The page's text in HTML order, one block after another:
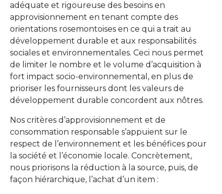
adéquate et rigoureuse des besoins en
approvisionnement en tenant compte des
orientations rosemontoises en ce qui a trait au
développement durable et aux responsabilités
sociales et environnementales. Ceci nous permet
de limiter le nombre et le volume d’acquisition à
fort impact socio-environnemental, en plus de
prioriser les fournisseurs dont les valeurs de
développement durable concordent aux nôtres.
Nos critères d’approvisionnement et de
consommation responsable s’appuient sur le
respect de l’environnement et les bénéfices pour
la société et l’économie locale. Concrètement,
nous priorisons la réduction à la source, puis, de
façon hiérarchique, l’achat d’un item :